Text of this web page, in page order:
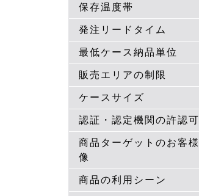
保存温度帯
発注リードタイム
最低ケース納品単位
販売エリアの制限
ケースサイズ
認証・認定機関の許認可
商品ターゲットのお客様
像
商品の利用シーン